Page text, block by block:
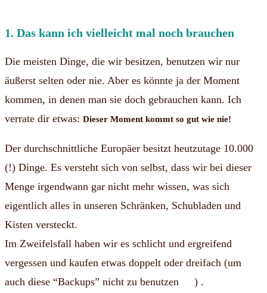
1. Das kann ich vielleicht mal noch brauchen
Die meisten Dinge, die wir besitzen, benutzen wir nur
äußerst selten oder nie. Aber es könnte ja der Moment
kommen, in denen man sie doch gebrauchen kann. Ich
verrate dir etwas: Dieser Moment kommt so gut wie nie!
Der durchschnittliche Europäer besitzt heutzutage 10.000
(!) Dinge. Es versteht sich von selbst, dass wir bei dieser
Menge irgendwann gar nicht mehr wissen, was sich
eigentlich alles in unseren Schränken, Schubladen und
Kisten versteckt.
Im Zweifelsfall haben wir es schlicht und ergreifend
vergessen und kaufen etwas doppelt oder dreifach (um
auch diese “Backups” nicht zu benutzen
) .